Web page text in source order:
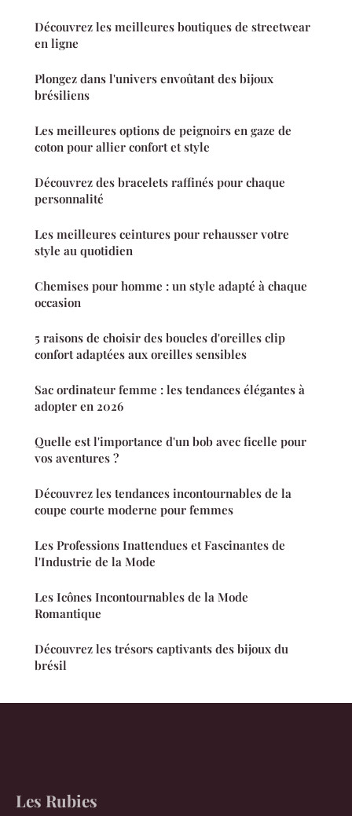
Découvrez les meilleures boutiques de streetwear
en ligne
Plongez dans l'univers envoûtant des bijoux
brésiliens
Les meilleures options de peignoirs en gaze de
coton pour allier confort et style
Découvrez des bracelets raffinés pour chaque
personnalité
Les meilleures ceintures pour rehausser votre
style au quotidien
Chemises pour homme : un style adapté à chaque
occasion
5 raisons de choisir des boucles d'oreilles clip
confort adaptées aux oreilles sensibles
Sac ordinateur femme : les tendances élégantes à
adopter en 2026
Quelle est l'importance d'un bob avec ficelle pour
vos aventures ?
Découvrez les tendances incontournables de la
coupe courte moderne pour femmes
Les Professions Inattendues et Fascinantes de
l'Industrie de la Mode
Les Icônes Incontournables de la Mode
Romantique
Découvrez les trésors captivants des bijoux du
brésil
Les Rubies